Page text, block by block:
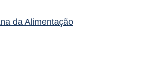
da Alimentação